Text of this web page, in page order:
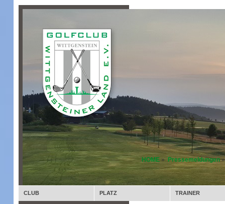
CLUB PLATZ TRAINER
HOME » Pressemeldungen»